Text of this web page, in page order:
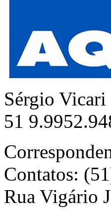
Sérgio Vicari
51
Contatos:
Rua Vigário